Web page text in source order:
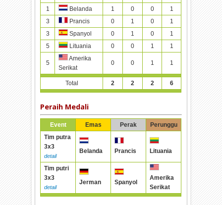
1
Belanda 1 0 0
1
3
Prancis 0 1 0
1
3
Spanyol 0 1 0
1
5
Lituania 0 0 1 1
5
Amerika
Serikat
0 0 1 1
Total 2 2 2 6
Peraih Medali
Event Emas Perak
Perunggu
Tim putra
3x3
detail
Belanda Prancis Lituania
Tim putri
3x3
detail
Jerman Spanyol
Amerika
Serikat